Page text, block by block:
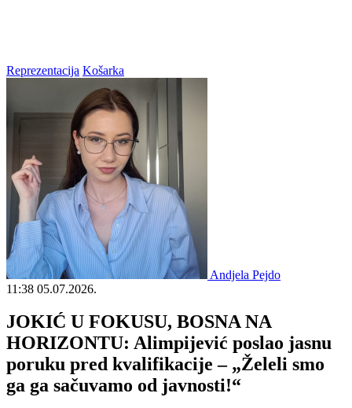
Reprezentacija Košarka
Andjela Pejdo
11:38 05.07.2026.
JOKIĆ U FOKUSU, BOSNA NA
HORIZONTU: Alimpijević poslao jasnu
poruku pred kvalifikacije – „Želeli smo
ga ga sačuvamo od javnosti!“